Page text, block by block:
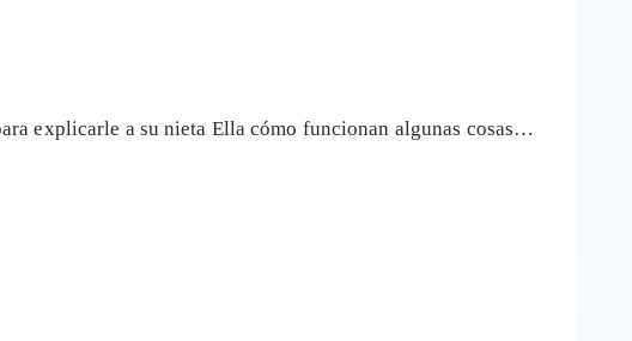
explicarle a su nieta Ella cómo funcionan algunas cosas…